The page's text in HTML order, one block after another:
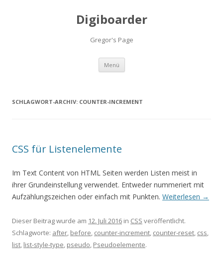
Digiboarder
Gregor's Page
Menü Zum
springen
SCHLAGWORT-ARCHIV: COUNTER-INCREMENT
CSS für Listenelemente
Im Text Content von HTML Seiten werden Listen meist in
ihrer Grundeinstellung verwendet. Entweder nummeriert mit
Aufzählungszeichen oder einfach mit Punkten. Weiterlesen →
Dieser Beitrag wurde am 12. Juli 2016 in CSS veröffentlicht.
Schlagworte: after, before, counter-increment, counter-reset, css,
list, list-style-type, pseudo, Pseudoelemente.